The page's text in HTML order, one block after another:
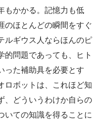
もかかる。記憶力も低
のほとんどの瞬間をすぐ
ルギウス人ならほんのピ
的問題であっても、ヒト
った補助具を必要とす
ロボットは、これほど知
、どういうわけか自らの
いての知識を得ることに